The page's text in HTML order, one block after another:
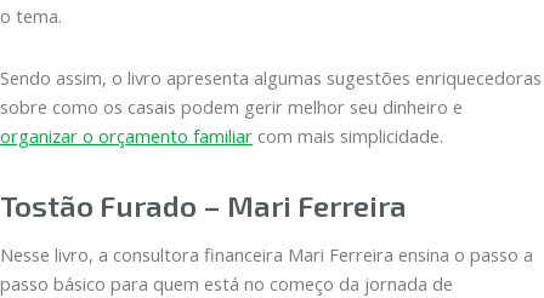
o tema.
Sendo assim, o livro apresenta algumas sugestões enriquecedoras
sobre como os casais podem gerir melhor seu dinheiro e
organizar o orçamento familiar com mais simplicidade.
Tostão Furado – Mari Ferreira
Nesse livro, a consultora financeira Mari Ferreira ensina o passo a
passo básico para quem está no começo da jornada de